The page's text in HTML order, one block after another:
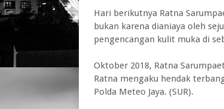
Hari berikutnya Ratna
bukan karena dianiaya oleh
pengencangan kulit muka di
Oktober 2018, Ratna
Ratna mengaku hendak
Polda Meteo Jaya. (SUR).